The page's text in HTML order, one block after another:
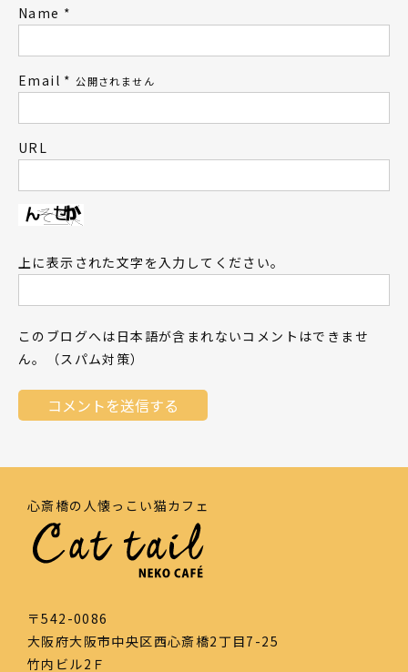
Name *
Email * 公開されません
URL
上に表示された文字を入力してください。
このブログへは日本語が含まれないコメントはできませ
ん。（スパム対策）
心斎橋の人懐っこい猫カフェ
〒542-0086
大阪府大阪市中央区西心斎橋2丁目7-25
竹内ビル2Ｆ